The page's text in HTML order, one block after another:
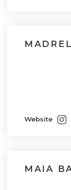
Website
MAIA